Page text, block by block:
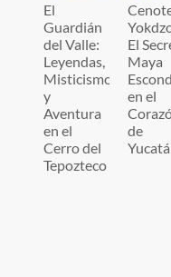
El
Guardián
del Valle:
Leyendas,
Misticismo
y
Aventura
en el
Cerro del
Tepozteco
El
Maya
en el
de